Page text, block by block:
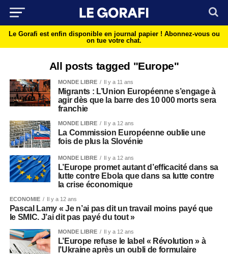
Le Gorafi est enfin disponible en journal papier ! Abonnez-vous ou
on tue votre chat.
All posts tagged "Europe"
MONDE LIBRE Il y a 11 ans
Migrants : L’Union Européenne s’engage à
agir dès que la barre des 10 000 morts sera
franchie
MONDE LIBRE Il y a 12 ans
La Commission Européenne oublie une
fois de plus la Slovénie
MONDE LIBRE Il y a 12 ans
L’Europe promet autant d’efficacité dans sa
lutte contre Ebola que dans sa lutte contre
la crise économique
ECONOMIE Il y a 12 ans
Pascal Lamy « Je n’ai pas dit un travail moins payé que
le SMIC. J’ai dit pas payé du tout »
MONDE LIBRE Il y a 12 ans
L’Europe refuse le label « Révolution » à
l’Ukraine après un oubli de formulaire